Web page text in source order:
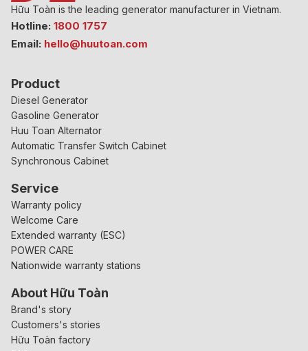
Hữu Toàn is the leading generator manufacturer in Vietnam.
Hotline: 1800 1757
Email: hello@huutoan.com
Product
Diesel Generator
Gasoline Generator
Huu Toan Alternator
Automatic Transfer Switch Cabinet
Synchronous Cabinet
Service
Warranty policy
Welcome Care
Extended warranty (ESC)
POWER CARE
Nationwide warranty stations
About Hữu Toàn
Brand's story
Customers's stories
Hữu Toàn factory